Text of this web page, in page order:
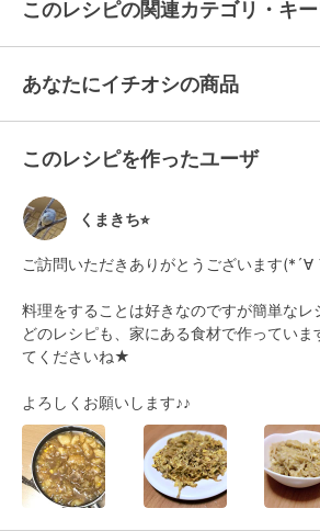
このレシピの関連カテゴリ・キ
あなたにイチオシの商品
このレシピを作ったユーザ
くまきち⭐︎
ご訪問いただきありがとうございます(*´∀
料理をすることは好きなのですが簡単なレ
どのレシピも、家にある食材で作っていま
てくださいね★
よろしくお願いします♪♪